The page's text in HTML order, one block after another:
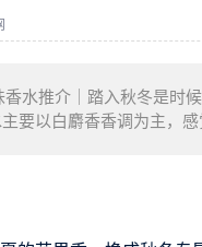
水推介｜踏入秋冬是时
要以白麝香香调为主，